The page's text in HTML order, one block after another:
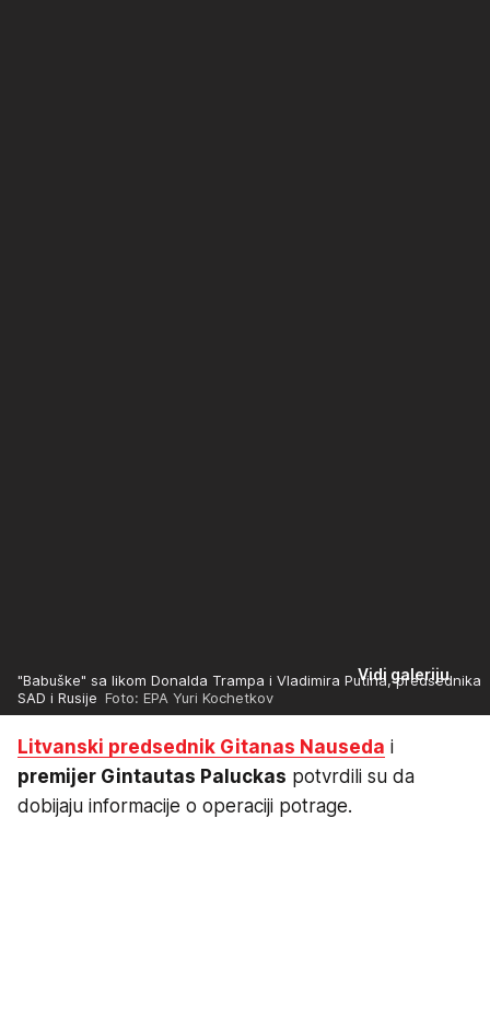
Vidi galeriju
"Babuške" sa likom Donalda Trampa i Vladimira Putina, predsednika
SAD i Rusije Foto: EPA Yuri Kochetkov
Litvanski predsednik Gitanas Nauseda i
premijer Gintautas Paluckas potvrdili su da
dobijaju informacije o operaciji potrage.